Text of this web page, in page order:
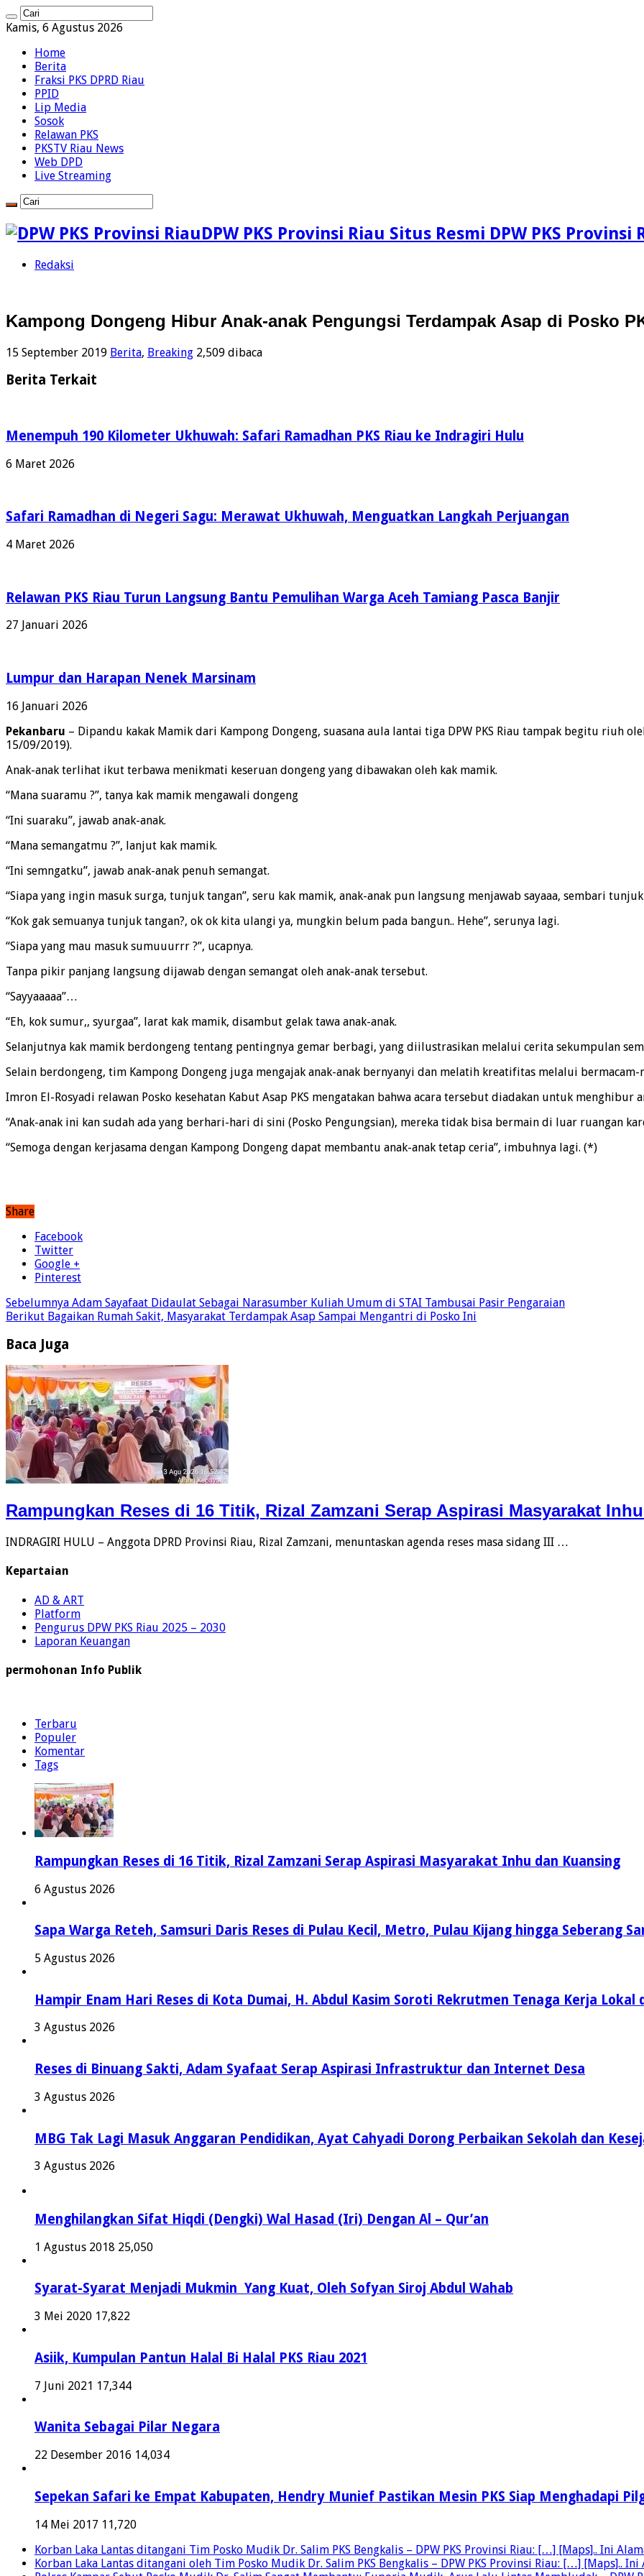
Kamis, 6 Agustus 2026
Home
Berita
Fraksi PKS DPRD Riau
PPID
Lip Media
Sosok
Relawan PKS
PKSTV Riau News
Web DPD
Live Streaming
DPW PKS Provinsi Riau Situs Resmi DPW PKS Provinsi
Redaksi
Kampong Dongeng Hibur Anak-anak Pengungsi Terdampak Asap di Posko
15 September 2019 Berita, Breaking 2,509 dibaca
Berita Terkait
Menempuh 190 Kilometer Ukhuwah: Safari Ramadhan PKS Riau ke Indragiri Hulu
6 Maret 2026
Safari Ramadhan di Negeri Sagu: Merawat Ukhuwah, Menguatkan Langkah Perjuangan
4 Maret 2026
Relawan PKS Riau Turun Langsung Bantu Pemulihan Warga Aceh Tamiang Pasca Banjir
27 Januari 2026
Lumpur dan Harapan Nenek Marsinam
16 Januari 2026
Pekanbaru – Dipandu kakak Mamik dari Kampong Dongeng, suasana aula lantai tiga DPW PKS Riau tampak begitu riuh
15/09/2019).
Anak-anak terlihat ikut terbawa menikmati keseruan dongeng yang dibawakan oleh kak mamik.
“Mana suaramu ?”, tanya kak mamik mengawali dongeng
“Ini suaraku”, jawab anak-anak.
“Mana semangatmu ?”, lanjut kak mamik.
“Ini semngatku”, jawab anak-anak penuh semangat.
“Siapa yang ingin masuk surga, tunjuk tangan”, seru kak mamik, anak-anak pun langsung menjawab sayaaa, sembari
“Kok gak semuanya tunjuk tangan?, ok ok kita ulangi ya, mungkin belum pada bangun.. Hehe”, serunya lagi.
“Siapa yang mau masuk sumuuurrr ?”, ucapnya.
Tanpa pikir panjang langsung dijawab dengan semangat oleh anak-anak tersebut.
“Sayyaaaaa”…
“Eh, kok sumur,, syurgaa”, larat kak mamik, disambut gelak tawa anak-anak.
Selanjutnya kak mamik berdongeng tentang pentingnya gemar berbagi, yang diilustrasikan melalui cerita sekumpulan
Selain berdongeng, tim Kampong Dongeng juga mengajak anak-anak bernyanyi dan melatih kreatifitas melalui bermacam-
Imron El-Rosyadi relawan Posko kesehatan Kabut Asap PKS mengatakan bahwa acara tersebut diadakan untuk menghibur
“Anak-anak ini kan sudah ada yang berhari-hari di sini (Posko Pengungsian), mereka tidak bisa bermain di luar ruangan
“Semoga dengan kerjasama dengan Kampong Dongeng dapat membantu anak-anak tetap ceria”, imbuhnya lagi. (*)
Share
Facebook
Twitter
Google +
Pinterest
Sebelumnya Adam Sayafaat Didaulat Sebagai Narasumber Kuliah Umum di STAI Tambusai Pasir Pengaraian
Berikut Bagaikan Rumah Sakit, Masyarakat Terdampak Asap Sampai Mengantri di Posko Ini
Baca Juga
Rampungkan Reses di 16 Titik, Rizal Zamzani Serap Aspirasi Masyarakat
INDRAGIRI HULU – Anggota DPRD Provinsi Riau, Rizal Zamzani, menuntaskan agenda reses masa sidang III …
Kepartaian
AD & ART
Platform
Pengurus DPW PKS Riau 2025 – 2030
Laporan Keuangan
permohonan Info Publik
Terbaru
Populer
Komentar
Tags
Rampungkan Reses di 16 Titik, Rizal Zamzani Serap Aspirasi Masyarakat Inhu dan Kuansing
6 Agustus 2026
Sapa Warga Reteh, Samsuri Daris Reses di Pulau Kecil, Metro, Pulau Kijang hingga Seberang
5 Agustus 2026
Hampir Enam Hari Reses di Kota Dumai, H. Abdul Kasim Soroti Rekrutmen Tenaga Kerja Lokal
3 Agustus 2026
Reses di Binuang Sakti, Adam Syafaat Serap Aspirasi Infrastruktur dan Internet Desa
3 Agustus 2026
MBG Tak Lagi Masuk Anggaran Pendidikan, Ayat Cahyadi Dorong Perbaikan Sekolah dan
3 Agustus 2026
Menghilangkan Sifat Hiqdi (Dengki) Wal Hasad (Iri) Dengan Al – Qur’an
1 Agustus 2018 25,050
Syarat-Syarat Menjadi Mukmin Yang Kuat, Oleh Sofyan Siroj Abdul Wahab
3 Mei 2020 17,822
Asiik, Kumpulan Pantun Halal Bi Halal PKS Riau 2021
7 Juni 2021 17,344
Wanita Sebagai Pilar Negara
22 Desember 2016 14,034
Sepekan Safari ke Empat Kabupaten, Hendry Munief Pastikan Mesin PKS Siap Menghadapi
14 Mei 2017 11,720
Korban Laka Lantas ditangani Tim Posko Mudik Dr. Salim PKS Bengkalis – DPW PKS Provinsi Riau: […] [Maps].. Ini
Korban Laka Lantas ditangani oleh Tim Posko Mudik Dr. Salim PKS Bengkalis – DPW PKS Provinsi Riau: […] [Maps]..